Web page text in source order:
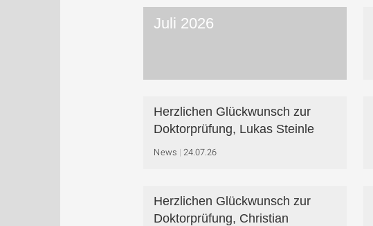
Juli 2026
Herzlichen Glückwunsch zur
Doktorprüfung, Lukas Steinle
News 24.07.26
Herzlichen Glückwunsch zur
Doktorprüfung, Christian